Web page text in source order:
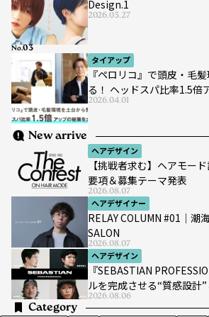
Design.1
2026.03.27
タイアップ
『ペロリコ』で頭皮・毛
る！ ヘッドスパ比率1.5倍
2026.04.01
No.
New arrive
ヘアデザイン
【挑戦者求む】ヘアモー
要項＆募集テーマ発表
2026.08.07
ヘアデザイナー
RELAY COLUMN #01｜潮
SALON
2026.08.07
ヘアデザイン
『SEBASTIAN
ルを完成させる“質感設計
2026.08.06
Category